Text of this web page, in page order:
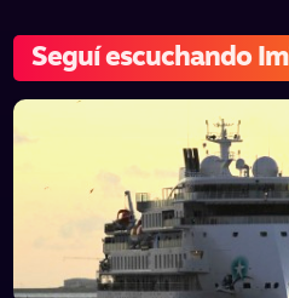
Seguí escuchando